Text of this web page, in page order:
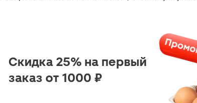
Скидка 25% на первый
заказ от 1000 ₽